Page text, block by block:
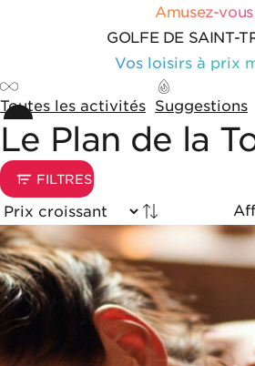
Panneau de gestion des cookies
Amusez-vous
GOLFE DE SAINT-
Vos loisirs à prix
Toutes les activités Suggestions
Le Plan de la
Options de tri et
FILTRES
1
Trié par
Liste de résultats